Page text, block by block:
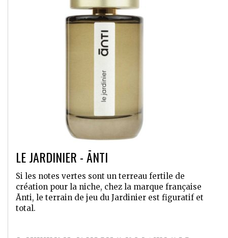
LE JARDINIER - ĀNTI
Si les notes vertes sont un terreau fertile de
création pour la niche, chez la marque française
Ānti, le terrain de jeu du Jardinier est figuratif et
total.